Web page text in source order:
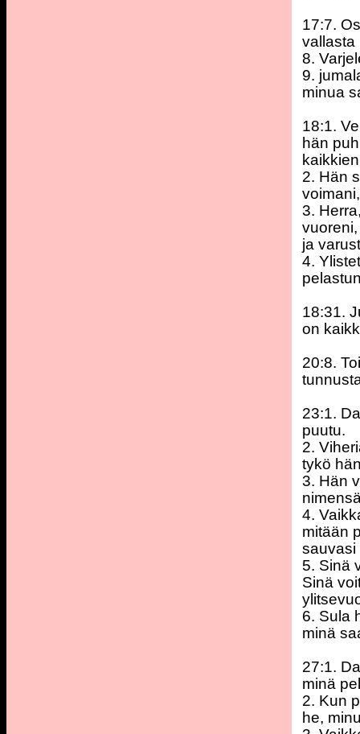
17:7.
vallasta
8.
9.
minua
18:1.
hän
2. Hän
voimani,
3.
ja
4.
18:31.
on
20:8.
23:1.
puutu.
2.
tykö
3. Hän
4.
mitään
sauvasi
5. Sinä
Sinä
6. Sula
minä
27:1.
minä
2. Kun
he,